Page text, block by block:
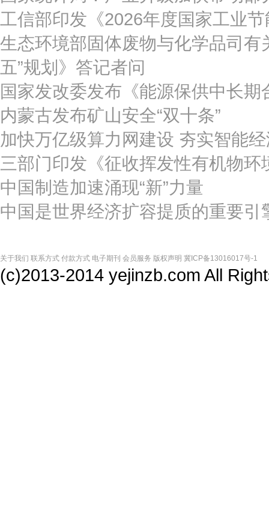
工信部印发《2026年度国家工业
生态环境部固体废物与化学品司
五”规划》答记者问
国家发改委发布《能源保供中长
内蒙古发布矿山安全“双十条”
加快万亿级算力网建设 夯实智能
三部门印发《征收挥发性有机物
中国制造加速涌现“新”力量
中国是世界经济扩容提质的重要引
关于我们 联系方式 付款方式 电子期刊 会员服务 版权声明 冀ICP备13016017号-1
(c)2013-2014 yejinzb.com All